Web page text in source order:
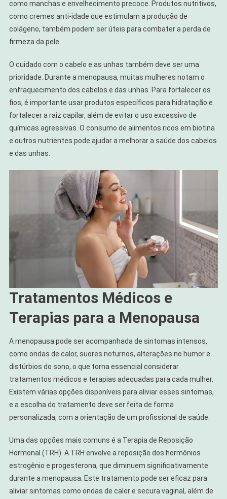
como manchas e envelhecimento precoce. Produtos nutritivos,
como cremes anti-idade que estimulam a produção de
colágeno, também podem ser úteis para combater a perda de
firmeza da pele.
O cuidado com o cabelo e as unhas também deve ser uma
prioridade. Durante a menopausa, muitas mulheres notam o
enfraquecimento dos cabelos e das unhas. Para fortalecer os
fios, é importante usar produtos específicos para hidratação e
fortalecer a raiz capilar, além de evitar o uso excessivo de
químicas agressivas. O consumo de alimentos ricos em biotina
e outros nutrientes pode ajudar a melhorar a saúde dos cabelos
e das unhas.
Tratamentos Médicos e
Terapias para a Menopausa
A menopausa pode ser acompanhada de sintomas intensos,
como ondas de calor, suores noturnos, alterações no humor e
distúrbios do sono, o que torna essencial considerar
tratamentos médicos e terapias adequadas para cada mulher.
Existem várias opções disponíveis para aliviar esses sintomas,
e a escolha do tratamento deve ser feita de forma
personalizada, com a orientação de um profissional de saúde.
Uma das opções mais comuns é a Terapia de Reposição
Hormonal (TRH). A TRH envolve a reposição dos hormônios
estrogênio e progesterona, que diminuem significativamente
durante a menopausa. Este tratamento pode ser eficaz para
aliviar sintomas como ondas de calor e secura vaginal, além de